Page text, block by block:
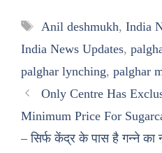
Tags
Anil deshmukh, India
India News Updates,
palghar lynching, palghar
Only Centre Has
Minimum Price For
– सिर्फ केंद्र के पास है गन्ने